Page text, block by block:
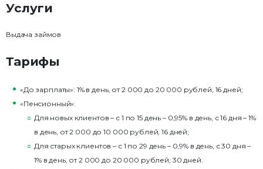
Услуги
Выдача займов
Тарифы
«До зарплаты»: 1% в день, от 2 000 до 20 000 рублей, 16 дней;
«Пенсионный»:
Для новых клиентов – с 1 по 15 день – 0,95% в день, с 16 дня – 1%
в день, от 2 000 до 10 000 рублей, 16 дней;
Для старых клиентов – с 1 по 29 день – 0,9% в день, с 30 дня –
1% в день, от 2 000 до 20 000 рублей, 30 дней.